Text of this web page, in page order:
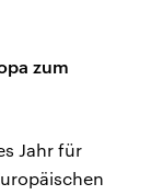
zum
Jahr für